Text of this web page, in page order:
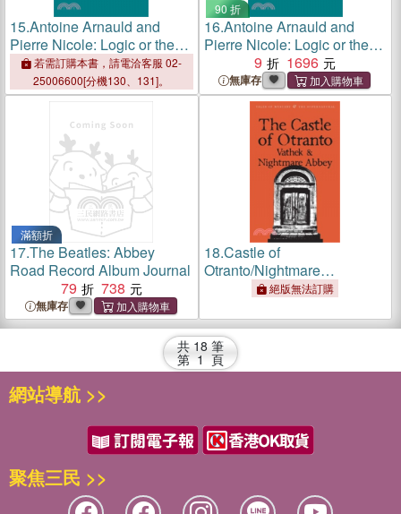
15.Antoine Arnauld and
Pierre Nicole: Logic or the
Art of Thinking
若需訂購本書，請電洽客服 02-
25006600[分機130、131]。
90 折
16.Antoine Arnauld and
Pierre Nicole: Logic or the
Art of Thinking
9 1696
無庫存
滿額折
17.The Beatles: Abbey
Road Record Album Journal
79
738
無庫存
18.Castle of
Otranto/Nightmare
Abbey/Vathek (Wordsworth
Supernatural)
絕版無法訂購
共 18 筆
第 1 頁
網站導航 >>
聚焦三民 >>